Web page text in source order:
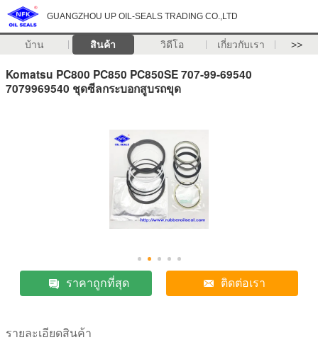
GUANGZHOU UP OIL-SEALS TRADING CO.,LTD
บ้าน สินค้า วิดีโอ เกี่ยวกับเรา >>
Komatsu PC800 PC850 PC850SE 707-99-69540
7079969540 ชุดซีลกระบอกสูบรถขุด
ราคาถูกที่สุด ติดต่อเรา
รายละเอียดสินค้า